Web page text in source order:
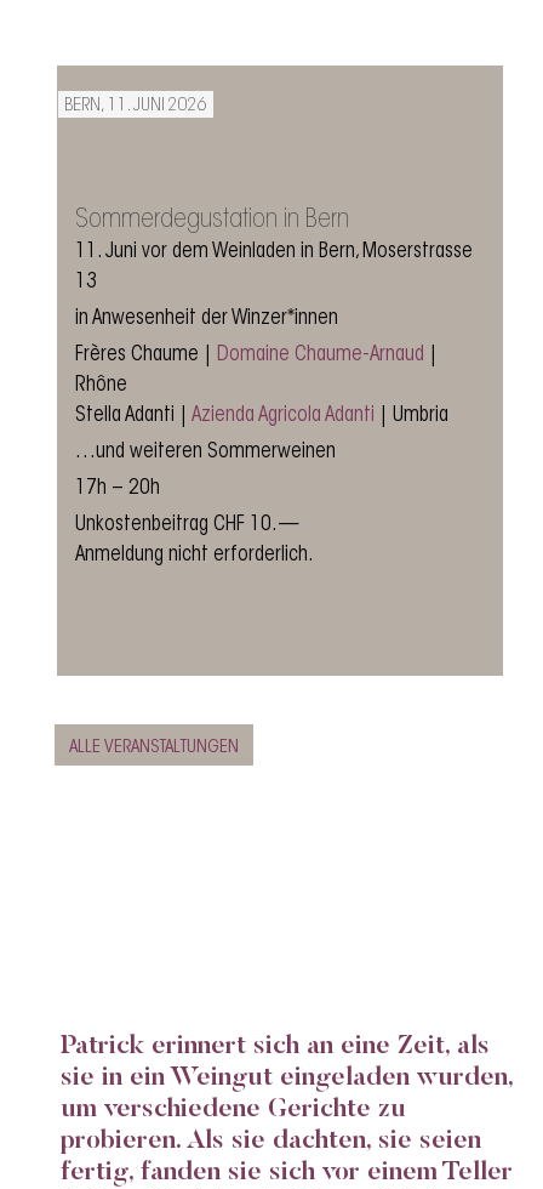
BERN, 11. JUNI 2026
Sommerdegustation in Bern
11. Juni vor dem Weinladen in Bern, Moserstrasse
13
in Anwesenheit der Winzer*innen
Frères Chaume |
Domaine Chaume-Arnaud
Rhône
Stella Adanti | Azienda Agricola Adanti | Umbria
…und weiteren Sommerweinen
17h – 20h
Unkostenbeitrag CHF 10.—
Anmeldung nicht erforderlich.
ALLE VERANSTALTUNGEN
Patrick erinnert sich an eine Zeit, als
sie in ein Weingut eingeladen wurden,
um verschiedene Gerichte zu
probieren. Als sie dachten, sie seien
fertig, fanden sie sich vor einem Teller